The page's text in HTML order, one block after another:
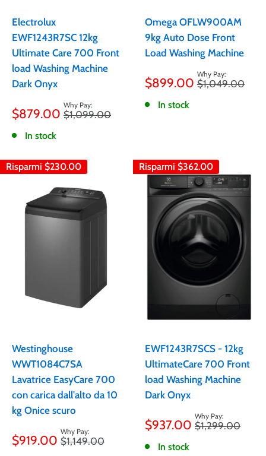
Electrolux
EWF1243R7SC 12kg
Ultimate Care 700 Front
load Washing Machine
Dark Onyx
Prezzo
scontato
$879.00 Prezzo
$1,099.00
In stock
Omega OFLW900AM
9kg Auto Dose Front
Load Washing Machine
Prezzo
scontato
$899.00 Prezzo
$1,049.00
In stock
Risparmi $230.00
Westinghouse
WWT1084C7SA
Lavatrice EasyCare 700
con carica dall'alto da 10
kg Onice scuro
Prezzo
scontato
$919.00 Prezzo
$1,149.00
Risparmi $362.00
EWF1243R7SCS - 12kg
UltimateCare 700 Front
load Washing Machine
Dark Onyx
Prezzo
scontato
$937.00 Prezzo
$1,299.00
In stock